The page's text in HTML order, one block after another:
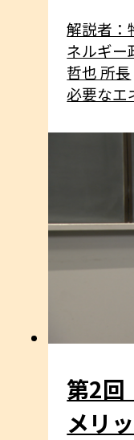
解説者：
ネルギ
哲也 所長
必要なエ
実感。
実はEV
世界の
第2
メリ